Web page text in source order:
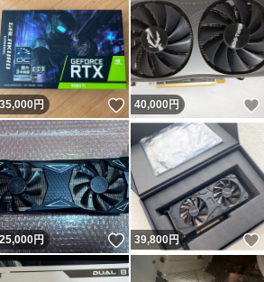
いね！
35,000円 いいね！
40,000 円
いね！
25,000円 いいね！
39,800円